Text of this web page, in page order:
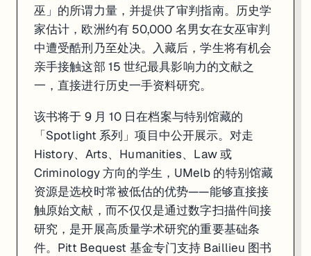
巫」的所谓力量，并提供了审判指南。历史学
家估计，欧洲约有 50,000 名男女在女巫审判
中遭受酷刑乃至处决。入藏后，学生将有机会
亲手接触这部 15 世纪最具影响力的文献之
一，直接进行历史一手资料研究。
该书将于 9 月 10 日在档案与特别馆藏的
「Spotlight 系列」项目中公开展示。对走
History、Arts、Humanities、Law 或
Criminology 方向的学生，UMelb 的特别馆藏
资源是选校时常被低估的优势——能够直接接
触原始文献，而不仅仅是通过数字扫描件间接
研究，是开展高质量学术研究的重要基础条
件。Pitt Bequest 基金专门支持 Baillieu 图书